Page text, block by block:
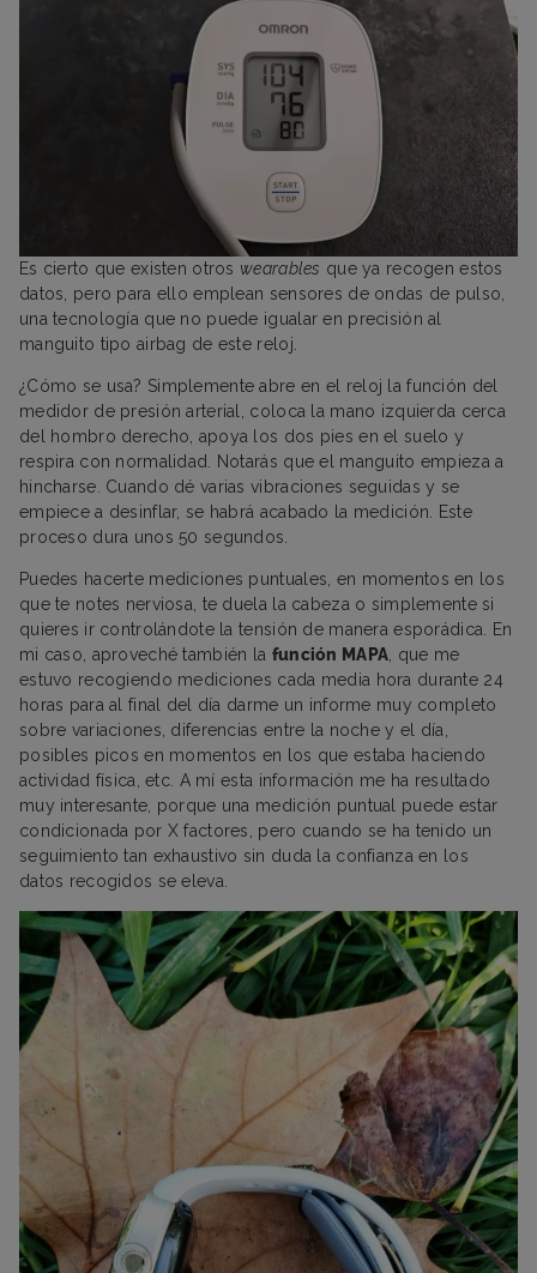
Es cierto que existen otros wearables que ya recogen estos
datos, pero para ello emplean sensores de ondas de pulso,
una tecnología que no puede igualar en precisión al
manguito tipo airbag de este reloj.
¿Cómo se usa? Simplemente abre en el reloj la función del
medidor de presión arterial, coloca la mano izquierda cerca
del hombro derecho, apoya los dos pies en el suelo y
respira con normalidad. Notarás que el manguito empieza a
hincharse. Cuando dé varias vibraciones seguidas y se
empiece a desinflar, se habrá acabado la medición. Este
proceso dura unos 50 segundos.
Puedes hacerte mediciones puntuales, en momentos en los
que te notes nerviosa, te duela la cabeza o simplemente si
quieres ir controlándote la tensión de manera esporádica. En
mi caso, aproveché también la función MAPA , que me
estuvo recogiendo mediciones cada media hora durante 24
horas para al final del día darme un informe muy completo
sobre variaciones, diferencias entre la noche y el día,
posibles picos en momentos en los que estaba haciendo
actividad física, etc. A mí esta información me ha resultado
muy interesante, porque una medición puntual puede estar
condicionada por X factores, pero cuando se ha tenido un
seguimiento tan exhaustivo sin duda la confianza en los
datos recogidos se eleva.